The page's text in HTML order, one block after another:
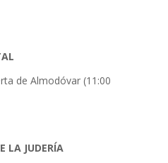
de Almodóvar (11:00
LA JUDERÍA